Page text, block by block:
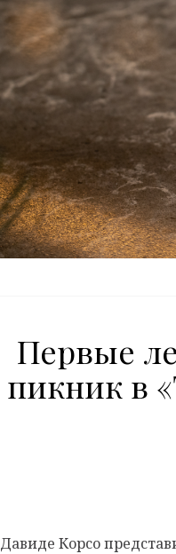
Первые
пикник в
Давиде Корсо